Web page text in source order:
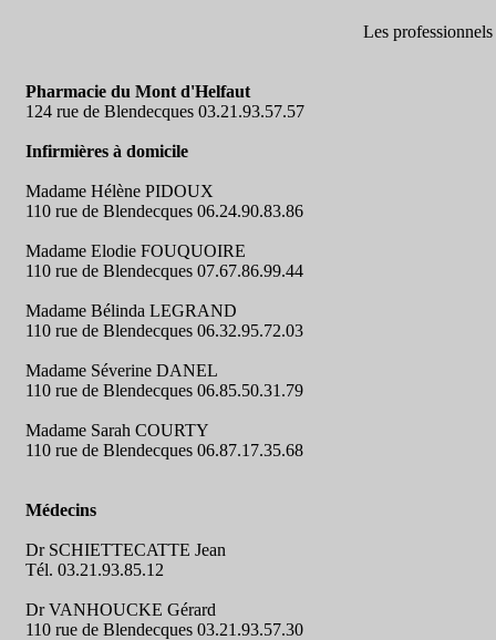
Les
Pharmacie du Mont d'Helfaut
124 rue de Blendecques 03.21.93.57.57
Infirmières à domicile
Madame Hélène PIDOUX
110 rue de Blendecques 06.24.90.83.86
Madame Elodie FOUQUOIRE
110 rue de Blendecques 07.67.86.99.44
Madame Bélinda LEGRAND
110 rue de Blendecques 06.32.95.72.03
Madame Séverine DANEL
110 rue de Blendecques 06.85.50.31.79
Madame Sarah COURTY
110 rue de Blendecques 06.87.17.35.68
Médecins
Dr SCHIETTECATTE Jean
Tél. 03.21.93.85.12
Dr VANHOUCKE Gérard
110 rue de Blendecques 03.21.93.57.30